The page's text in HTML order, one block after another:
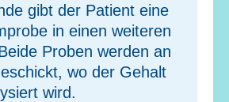
gibt der Patient eine
in einen weiteren
Proben werden an
wo der Gehalt
wird.